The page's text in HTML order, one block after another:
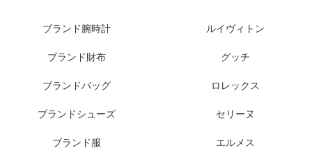
ブランド腕時計
ブランド財布
ブランドバッグ
ブランドシューズ
ブランド服
ルイヴィトン
グッチ
ロレックス
セリーヌ
エルメス